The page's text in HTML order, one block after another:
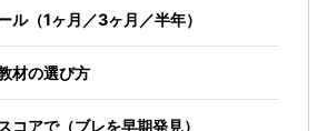
ル（1ヶ月／3ヶ月／半年）
材の選び方
コアで（ブレを早期発見）